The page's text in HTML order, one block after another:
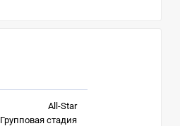
All-Star
Групповая стадия